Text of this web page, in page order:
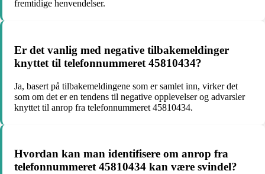
fremtidige henvendelser.
Er det vanlig med negative tilbakemeldinger
knyttet til telefonnummeret 45810434?
Ja, basert på tilbakemeldingene som er samlet inn, virker det
som om det er en tendens til negative opplevelser og advarsler
knyttet til anrop fra telefonnummeret 45810434.
Hvordan kan man identifisere om anrop fra
telefonnummeret 45810434 kan være svindel?